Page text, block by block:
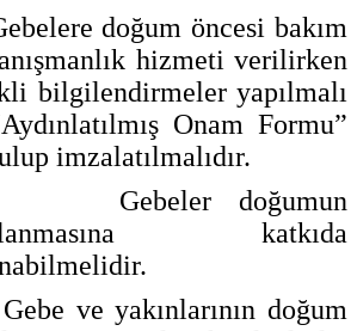
doğum öncesi bakım
hizmeti verilirken
bilgilendirmeler yapılmalı
Onam Formu”
imzalatılmalıdır.
Gebeler doğumun
katkıda
Gebe ve yakınlarının doğum